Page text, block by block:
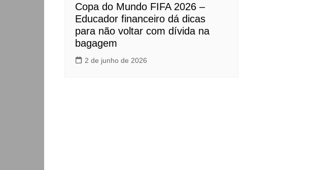
Copa do Mundo FIFA 2026 –
Educador financeiro dá dicas
para não voltar com dívida na
bagagem
2 de junho de 2026